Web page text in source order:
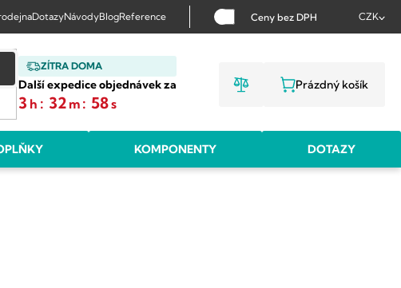
DotazyNávodyBlogReference Ceny bez DPH CZK
ZÍTRA DOMA
Další expedice objednávek za
3 h : 32 m : 58s
NÁKUPNÍ
Prázdný košík
KOMPONENTY DOTAZY